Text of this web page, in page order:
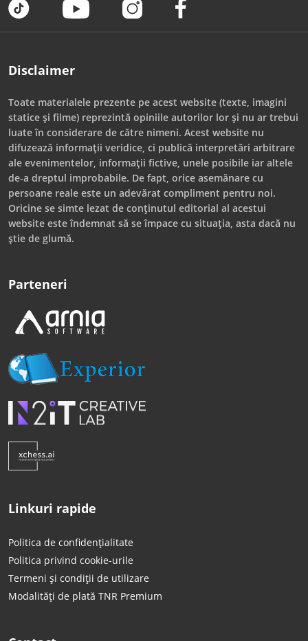
Disclaimer
Toate materialele prezente pe acest website (texte, imagini
statice și filme) reprezintă opiniile autorilor lor și nu ar trebui
luate în considerare de către nimeni. Acest website nu
difuzează informații veridice, ci publică interpretări arbitrare
ale evenimentelor, informații fictive, unele posibile iar altele
de-a dreptul improbabile. De fapt, orice asemănare cu
persoane reale este un adevărat compliment pentru noi.
Oricine se simte lezat de conținutul editorial al acestui
website este îndemnat să se împace cu situația, asta dacă nu
știe de glumă.
Parteneri
Linkuri rapide
Politica de confidențialitate
Politica privind cookie-urile
Termeni și condiții de utilizare
Modalități de plată TNR Premium